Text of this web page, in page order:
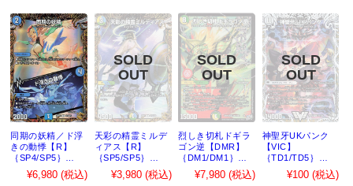
同期の妖精／ド浮
きの動悸【R】
｛SP4/SP5｝
［26RP2］
¥6,980 (税込)
天彩の精霊ミルデ
ィアス【R】
｛SP5/SP5｝
［26RP2］
¥3,980 (税込)
烈しき切札ドギラ
ゴン逆【DMR】
｛DM1/DM1｝
［26RP2］
¥7,980 (税込)
神聖牙UKパンク
【VIC】
｛TD1/TD5｝
［26RP2］
¥100 (税込)